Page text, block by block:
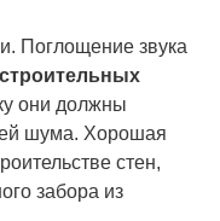
Поглощение звука
строительных
они должны
шума. Хорошая
стен,
забора из